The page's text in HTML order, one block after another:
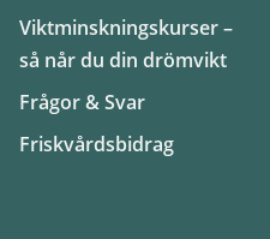
Viktminskningskurser –
så når du din drömvikt
Frågor & Svar
Friskvårdsbidrag